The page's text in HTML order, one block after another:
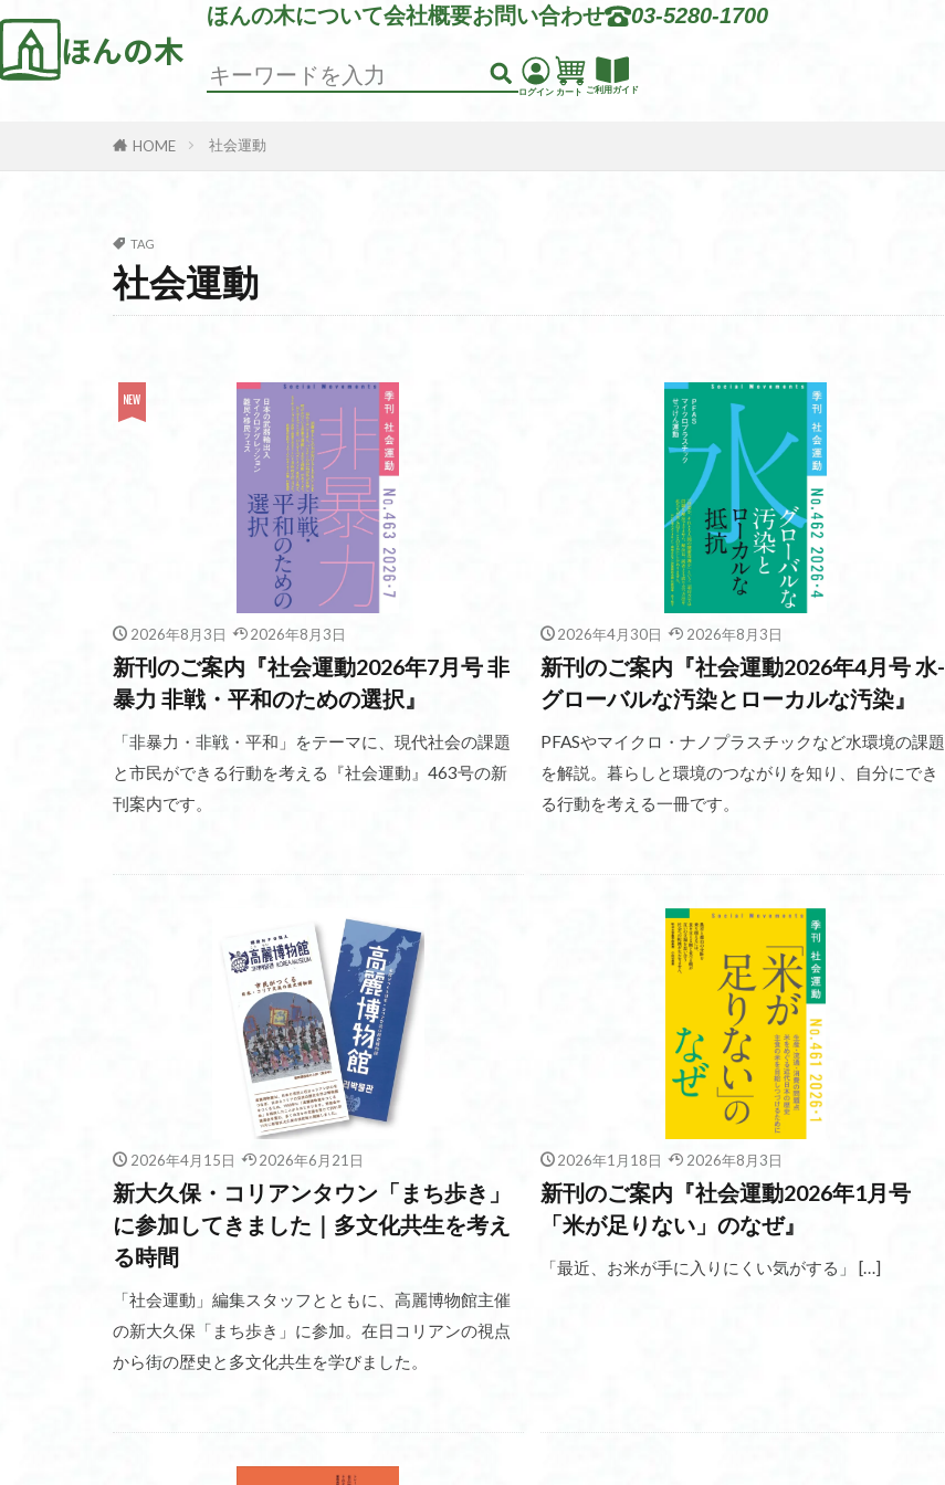
ほんの木
ほんの木について会社概要お問い合わせ 03-5280-1700
ログイン カート ご利用ガイド
HOME 社会運動
TAG
社会運動
2026年8月3日 2026年8月3日
新刊のご案内『社会運動2026年7月号 非
暴力 非戦・平和のための選択』
「非暴力・非戦・平和」をテーマに、現代社会の課題
と市民ができる行動を考える『社会運動』463号の新
刊案内です。
2026年4月30日 2026年8月3日
新刊のご案内『社会運動2026年4月号 水-
グローバルな汚染とローカルな汚染』
PFASやマイクロ・ナノプラスチックなど水環境の課題
を解説。暮らしと環境のつながりを知り、自分にでき
る行動を考える一冊です。
2026年4月15日 2026年6月21日
新大久保・コリアンタウン「まち歩き」
に参加してきました｜多文化共生を考え
る時間
「社会運動」編集スタッフとともに、高麗博物館主催
の新大久保「まち歩き」に参加。在日コリアンの視点
から街の歴史と多文化共生を学びました。
2026年1月18日 2026年8月3日
新刊のご案内『社会運動2026年1月号
「米が足りない」のなぜ』
「最近、お米が手に入りにくい気がする」 […]